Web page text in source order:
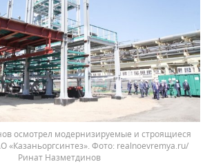
осмотрел модернизируемые и строящиеся
«Казаньоргсинтез».
realnoevremya.ru/
Ринат Назметдинов